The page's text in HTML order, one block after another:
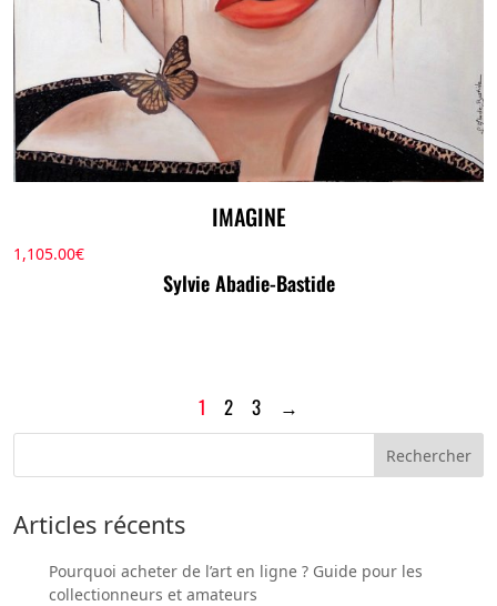
IMAGINE
1,105.00€
Sylvie Abadie-Bastide
1 2 3 →
Articles récents
Pourquoi acheter de l’art en ligne ? Guide pour les
collectionneurs et amateurs